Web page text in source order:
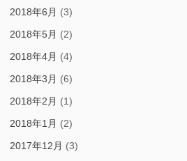
2018年6月 (3)
2018年5月 (2)
2018年4月 (4)
2018年3月 (6)
2018年2月 (1)
2018年1月 (2)
2017年12月 (3)